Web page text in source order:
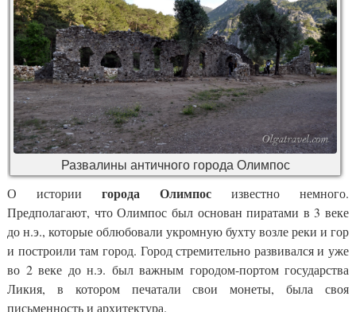
Развалины античного города Олимпос
О истории города Олимпос известно немного.
Предполагают, что Олимпос был основан пиратами в 3 веке
до н.э., которые облюбовали укромную бухту возле реки и гор
и построили там город. Город стремительно развивался и уже
во 2 веке до н.э. был важным городом-портом государства
Ликия, в котором печатали свои монеты, была своя
письменность и архитектура.